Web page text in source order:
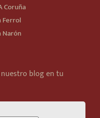
Coruña
Ferrol
Narón
blog en tu